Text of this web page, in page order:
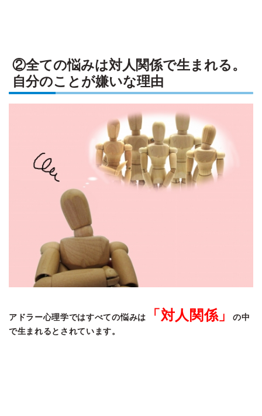
②全ての悩みは対人関係で生まれる。
自分のことが嫌いな理由
アドラー心理学ではすべての悩みは 「対人関係」
の中
で生まれるとされています。